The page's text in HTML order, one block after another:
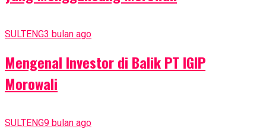
SULTENG3 bulan ago
Mengenal Investor di Balik PT IGIP
Morowali
SULTENG9 bulan ago